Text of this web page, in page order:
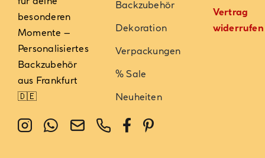
besonderen
Momente –
Personalisiertes
Backzubehör
aus Frankfurt
🇩🇪
Backzubehör
Dekoration
Verpackungen
% Sale
Neuheiten
Vertrag
widerrufen